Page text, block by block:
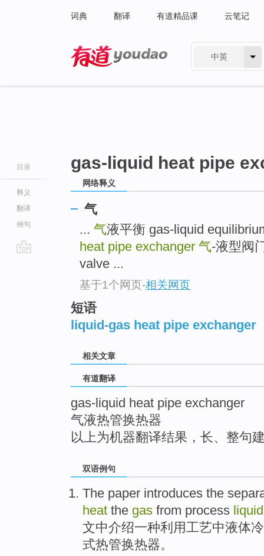
词典 翻译 有道精品课 云笔记
中英
目录
释义
翻译
例句
gas-liquid heat pipe
网络释义
气
... 气液平衡 gas-liquid
heat pipe exchanger 气-液型阀
valve ...
基于1个网页-相关网页
短语
liquid-gas heat pipe exchanger
相关文章
有道翻译
gas-liquid heat pipe exchanger
气液热管换热器
以上为机器翻译结果，长、整句
双语例句
The paper introduces the
heat the gas from process liquid
文中介绍一种利用工艺中液体
式热管换热器。